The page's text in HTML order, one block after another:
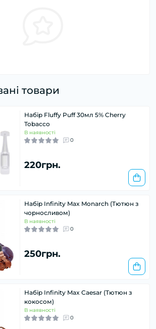
товари
Набір Fluffy Puff 30мл 5% Cherry
Tobacco
В наявності
0
220грн.
Набір Infinity Max Monarсh (Тютюн з
чорносливом)
В наявності
0
250грн.
Набір Infinity Max Caesar (Тютюн з
кокосом)
В наявності
0